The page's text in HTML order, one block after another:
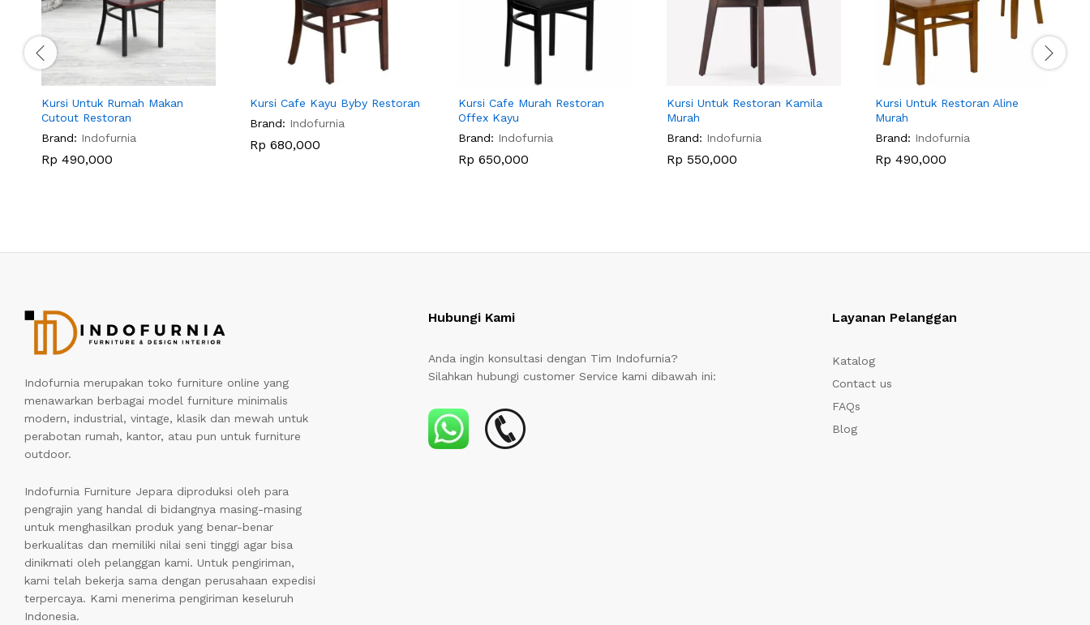
Kursi Untuk Rumah Makan
Cutout Restoran
Brand: Indofurnia
Rp 490,000
Kursi Cafe Kayu Byby Restoran
Brand: Indofurnia
Rp 680,000
Kursi Cafe Murah Restoran
Offex Kayu
Brand: Indofurnia
Rp 650,000
Kursi Untuk Restoran Kamila
Murah
Brand: Indofurnia
Rp 550,000
Kursi Untuk Restoran Aline
Murah
Brand: Indofurnia
Rp 490,000
Indofurnia merupakan toko furniture online yang
menawarkan berbagai model furniture minimalis
modern, industrial, vintage, klasik dan mewah untuk
perabotan rumah, kantor, atau pun untuk furniture
outdoor.
Indofurnia Furniture Jepara diproduksi oleh para
pengrajin yang handal di bidangnya masing-masing
untuk menghasilkan produk yang benar-benar
berkualitas dan memiliki nilai seni tinggi agar bisa
dinikmati oleh pelanggan kami. Untuk pengiriman,
kami telah bekerja sama dengan perusahaan expedisi
terpercaya. Kami menerima pengiriman keseluruh
Indonesia.
Hubungi Kami
Anda ingin konsultasi dengan Tim Indofurnia?
Silahkan hubungi customer Service kami dibawah ini:
Layanan Pelanggan
Katalog
Contact us
FAQs
Blog